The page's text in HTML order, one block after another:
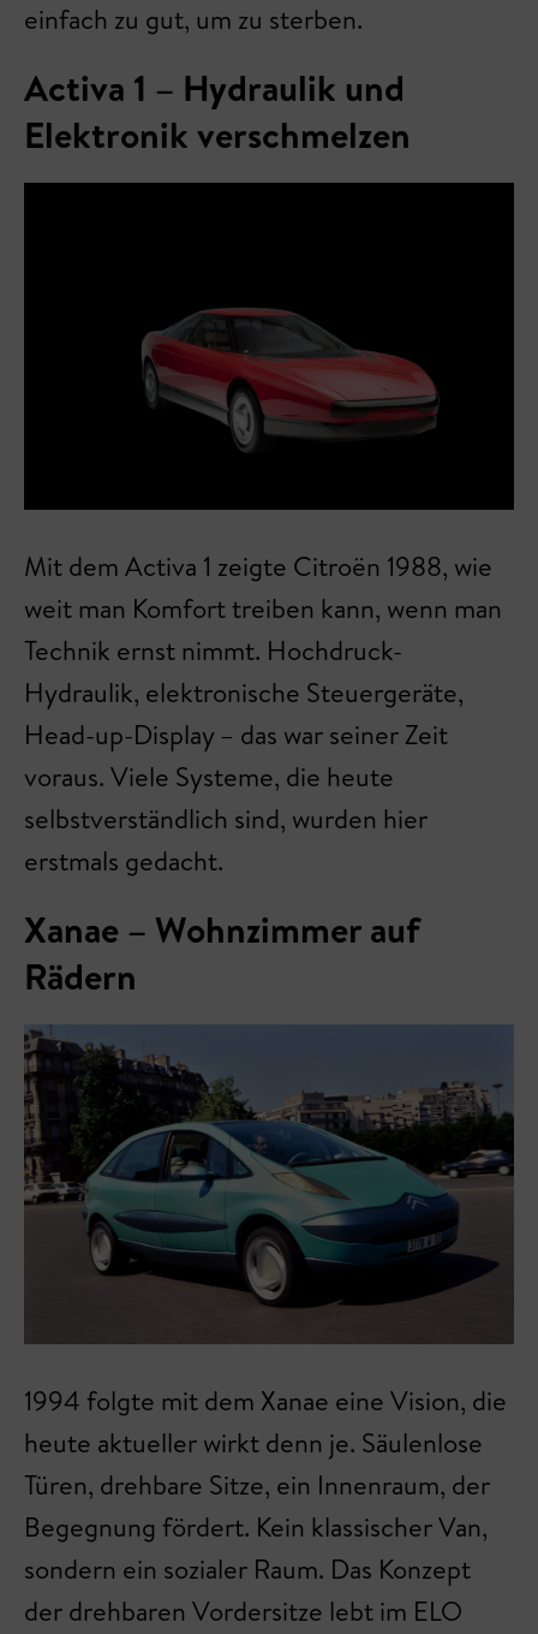
einfach zu gut, um zu sterben.
Activa 1 – Hydraulik und
Elektronik verschmelzen
Mit dem Activa 1 zeigte Citroën 1988, wie
weit man Komfort treiben kann, wenn man
Technik ernst nimmt. Hochdruck-
Hydraulik, elektronische Steuergeräte,
Head-up-Display – das war seiner Zeit
voraus. Viele Systeme, die heute
selbstverständlich sind, wurden hier
erstmals gedacht.
Xanae – Wohnzimmer auf
Rädern
1994 folgte mit dem Xanae eine Vision, die
heute aktueller wirkt denn je. Säulenlose
Türen, drehbare Sitze, ein Innenraum, der
Begegnung fördert. Kein klassischer Van,
sondern ein sozialer Raum. Das Konzept
der drehbaren Vordersitze lebt im ELO